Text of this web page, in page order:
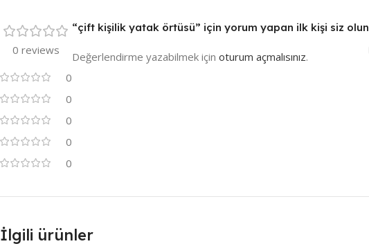
0 reviews
0
0
0
0
0
“çift kişilik yatak örtüsü” için yorum yapan ilk kişi siz olun
Değerlendirme yazabilmek için oturum açmalısınız.
İlgili ürünler